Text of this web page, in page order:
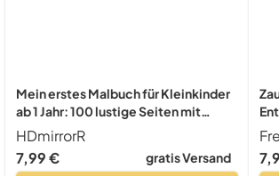
Mein erstes Malbuch für Kleinkinder
ab 1 Jahr: 100 lustige Seiten mit
einfachen Zeichnungen für Kinder
zum Ausmalen. (Kritzelbuch, Band 1)
HDmirrorR
7,99 €
gratis Versand